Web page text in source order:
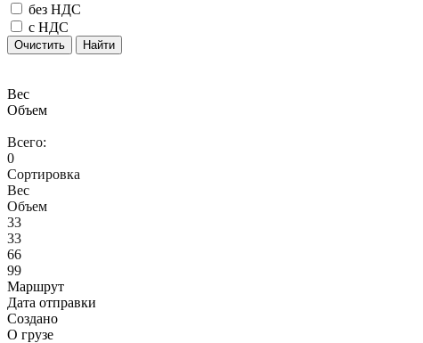
без НДС
с НДС
Очистить Найти
Вес
Объем
Всего:
0
Сортировка
Вес
Объем
33
33
66
99
Маршрут
Дата отправки
Создано
О грузе